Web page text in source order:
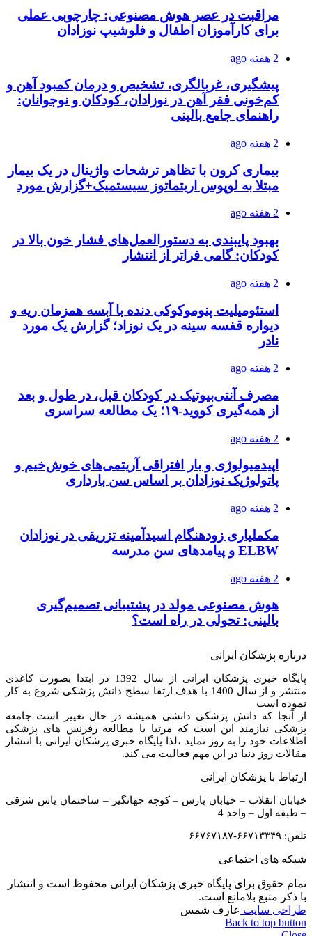
مراقبت در عصر هوش مصنوعی: چارچوبی عملی
برای کارآموزان اطفال و فلوشیپ نوزادان
2 هفته ago
پیشگیری، غربالگری، تشخیص و درمان کمبود آهن و
کم‌خونی فقر آهن در نوزادان، کودکان و نوجوانان:
راهنمای جامع بالینی
2 هفته ago
بیماری کرون با تظاهر ترشحات واژینال در یک بیمار
مبتلا به لوپوس اریتماتوز سیستمیک+گزارش مورد
2 هفته ago
بهبود پایبندی به دستورالعمل‌های فشار خون بالا در
کودکان: گامی فراتر از انتشار
2 هفته ago
استئومیلیت پنوموکوکی دنده با آبسه همزمان ریه و
دیواره قفسه سینه در یک نوزاد؛ گزارش یک مورد
نادر
2 هفته ago
مصرف آنتی‌بیوتیک در کودکان قبل، در طول و بعد
از همه‌گیری کووید-۱۹؛ یک مطالعه سراسری
2 هفته ago
اپیدمیولوژی و بار افتراقی آریتمی‌های خوش‌خیم و
پاتولوژیک نوزادان بر اساس سن بارداری
2 هفته ago
مکملیاری زودهنگام اسیدآمینه تزریقی در نوزادان
ELBW و پیامدهای سن مدرسه
2 هفته ago
هوش مصنوعی مولد در پشتیبانی تصمیم‌گیری
بالینی: تحولی در راه است؟
درباره پزشکان ایرانی
پایگاه خبری پزشکان ایرانی از سال 1392 در ابتدا بصورت کاغذی
منتشر و از سال 1400 با هدف ارتقا سطح دانش پزشکی شروع به کار
نموده است
از آنجا که دانش پزشکی دانشی همیشه در حال تغییر است جامعه
پزشکی نیازمند این است که مرتبا با مطالعه رفرنس های پزشکی
اطلاعات خود را به روز نماید ،لذا پایگاه خبری پزشکان ایرانی با انتشار
مقالات روز دنیا در این مهم فعالیت می کند.
ارتباط با پزشکان ایرانی
خیابان انقلاب – خیابان پارس – کوچه جهانگیر – ساختمان یاس شرقی
– طبقه اول – واحد 4
تلفن: ۶۶۷۱۳۳۴۹-۶۶۷۶۷۱۸۷
شبکه های اجتماعی
تمام حقوق برای پایگاه خبری پزشکان ایرانی محفوظ است و انتشار
با ذکر منبع بلامانع است.
طراحی سایت عارف شمس
Back to top button